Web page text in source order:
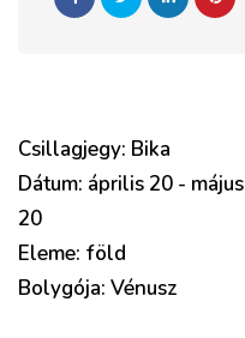
Csillagjegy: Bika
Dátum: április 20 - május
20
Eleme: föld
Bolygója: Vénusz